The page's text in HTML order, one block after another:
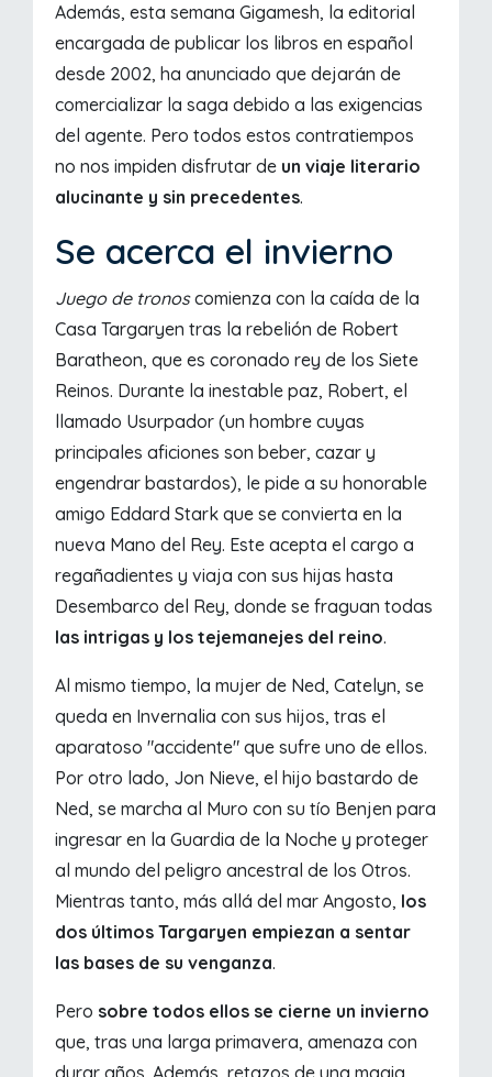
Además, esta semana Gigamesh, la editorial
encargada de publicar los libros en español
desde 2002, ha anunciado que dejarán de
comercializar la saga debido a las exigencias
del agente. Pero todos estos contratiempos
no nos impiden disfrutar de un viaje literario
alucinante y sin precedentes.
Se acerca el invierno
Juego de tronoscomienza con la caída de la
Casa Targaryen tras la rebelión de Robert
Baratheon, que es coronado rey de los Siete
Reinos. Durante la inestable paz, Robert, el
llamado Usurpador (un hombre cuyas
principales aficiones son beber, cazar y
engendrar bastardos), le pide a su honorable
amigo Eddard Stark que se convierta en la
nueva Mano del Rey. Este acepta el cargo a
regañadientes y viaja con sus hijas hasta
Desembarco del Rey, donde se fraguan todas
las intrigas y los tejemanejes del reino.
Al mismo tiempo, la mujer de Ned, Catelyn, se
queda en Invernalia con sus hijos, tras el
aparatoso "accidente" que sufre uno de ellos.
Por otro lado, Jon Nieve, el hijo bastardo de
Ned, se marcha al Muro con su tío Benjen para
ingresar en la Guardia de la Noche y proteger
al mundo del peligro ancestral de los Otros.
Mientras tanto, más allá del mar Angosto, los
dos últimos Targaryen empiezan a sentar
las bases de su venganza.
Pero sobre todos ellos se cierne un invierno
que, tras una larga primavera, amenaza con